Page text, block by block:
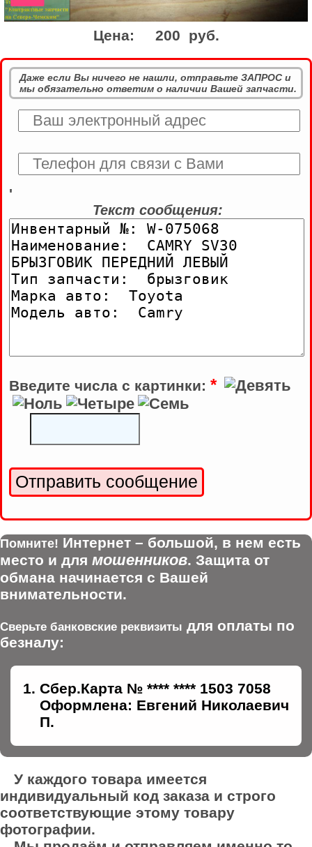
Цена: 200 руб.
Даже если Вы ничего не нашли, отправьте ЗАПРОС и
мы обязательно ответим о наличии Вашей запчасти.
'
Текст сообщения:
Введите числа с картинки: *
Помните! Интернет – большой, в нем есть
место и для мошенников. Защита от
обмана начинается с Вашей
внимательности.
Сверьте банковские реквизиты для оплаты по
безналу:
Сбер.Карта № **** **** 1503 7058
Оформлена: Евгений Николаевич
П.
У каждого товара имеется
индивидуальный код заказа и строго
соответствующие этому товару
фотографии.